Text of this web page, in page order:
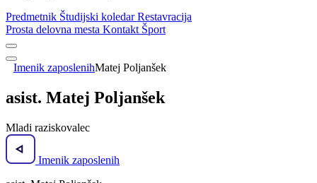
Predmetnik Študijski koledarRestavracija
Prosta delovna mesta Kontakt Šport
Imenik zaposlenihMatej Poljanšek
asist. Matej Poljanšek
Mladi raziskovalec
Imenik zaposlenih